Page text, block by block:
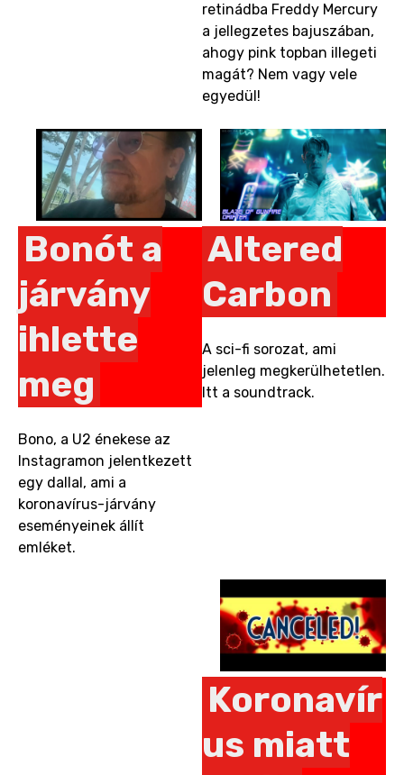
retinádba Freddy Mercury
a jellegzetes bajuszában,
ahogy pink topban illegeti
magát? Nem vagy vele
egyedül!
Bonót a
járvány
ihlette
meg
Bono, a U2 énekese az
Instagramon jelentkezett
egy dallal, ami a
koronavírus-járvány
eseményeinek állít
emléket.
Altered
Carbon
A sci-fi sorozat, ami
jelenleg megkerülhetetlen.
Itt a soundtrack.
Koronavír
us miatt